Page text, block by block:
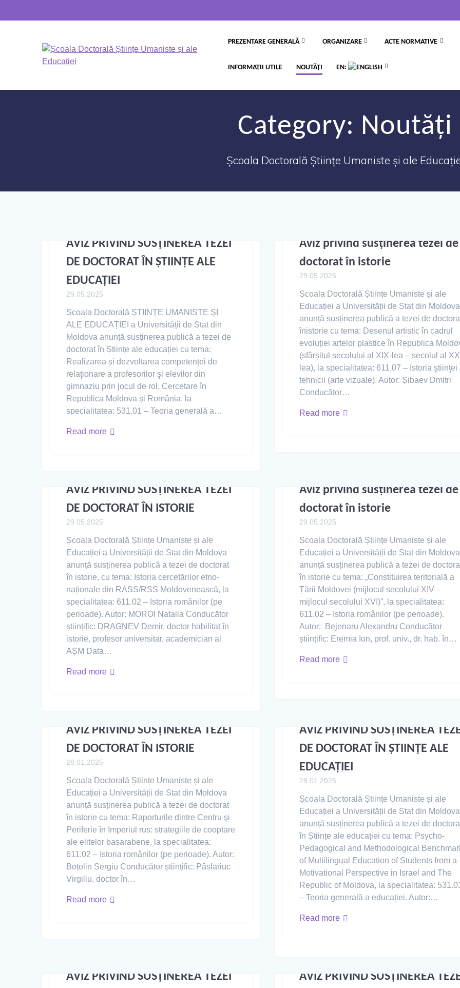
PREZENTARE GENERALĂ ORGANIZARE ACTE NORMATIVE
INFORMAȚII UTILE NOUTĂȚI EN:
Category: Noutăți
Școala Doctorală Științe Umaniste și ale
AVIZ PRIVIND SUSȚINEREA TEZEI
DE DOCTORAT ÎN ȘTIINȚE ALE
EDUCAȚIEI
29.05.2025
Școala Doctorală ȘTIINȚE UMANISTE ȘI
ALE EDUCAȚIEI a Universității de Stat din
Moldova anunță susținerea publică a tezei de
doctorat în Științe ale educației cu tema:
Realizarea și dezvoltarea competenței de
relaţionare a profesorilor şi elevilor din
gimnaziu prin jocul de rol. Cercetare în
Republica Moldova și România, la
specialitatea: 531.01 – Teoria generală a…
Read more
Aviz privind susținerea tezei de
doctorat în istorie
29.05.2025
Școala Doctorală Științe Umaniste și ale
Educației a Universității de Stat din Moldova
anunță susținerea publică a tezei de
înistorie cu tema: Desenul artistic în cadrul
evoluției artelor plastice în Republica
(sfârșitul secolului al XIX-lea – secolul al
lea), la specialitatea: 611.07 – Istoria ştiinţei
tehnicii (arte vizuale). Autor: Șibaev Dmitri
Conducător…
Read more
AVIZ PRIVIND SUSȚINEREA TEZEI
DE DOCTORAT ÎN ISTORIE
29.05.2025
Școala Doctorală Științe Umaniste și ale
Educației a Universității de Stat din Moldova
anunță susținerea publică a tezei de doctorat
în istorie, cu tema: Istoria cercetărilor etno-
naționale din RASS/RSS Moldovenească, la
specialitatea: 611.02 – Istoria românilor (pe
perioade). Autor: MOROI Natalia Conducător
științific: DRAGNEV Demir, doctor habilitat în
istorie, profesor universitar, academician al
AȘM Data…
Read more
Aviz privind susținerea tezei de
doctorat în istorie
29.05.2025
Școala Doctorală Științe Umaniste și ale
Educației a Universității de Stat din Moldova
anunță susținerea publică a tezei de
în istorie cu tema: „Constituirea teritorială a
Țării Moldovei (mijlocul secolului XIV –
mijlocul secolului XVI)”, la specialitatea:
611.02 – Istoria românilor (pe perioade).
Autor: Bejenaru Alexandru Conducător
științific: Eremia Ion, prof. univ., dr. hab. în…
Read more
AVIZ PRIVIND SUSȚINEREA TEZEI
DE DOCTORAT ÎN ISTORIE
28.01.2025
Școala Doctorală Științe Umaniste și ale
Educației a Universității de Stat din Moldova
anunță susținerea publică a tezei de doctorat
în istorie cu tema: Raporturile dintre Centru şi
Periferie în Imperiul rus: strategiile de cooptare
ale elitelor basarabene, la specialitatea:
611.02 – Istoria românilor (pe perioade). Autor:
Boțolin Sergiu Conducător științific: Pâslariuc
Virgiliu, doctor în…
Read more
AVIZ PRIVIND SUSȚINEREA
DE DOCTORAT ÎN ȘTIINȚE ALE
EDUCAȚIEI
28.01.2025
Școala Doctorală Științe Umaniste și ale
Educației a Universității de Stat din Moldova
anunță susținerea publică a tezei de
în Științe ale educației cu tema: Psycho-
Pedagogical and Methodological
of Multilingual Education of Students from a
Motivational Perspective in Israel and The
Republic of Moldova, la specialitatea:
– Teoria generală a educației. Autor:…
Read more
AVIZ PRIVIND SUSȚINEREA TEZEI
AVIZ PRIVIND SUSȚINEREA